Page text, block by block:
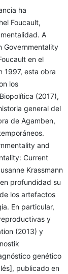
ha
Foucault,
A
Governmentality
en el
1997, esta obra
los
(2017),
general del
de Agamben,
and
Current
Krassmann
profundidad su
los artefactos
En particular,
y
(2013) y
genético
publicado en